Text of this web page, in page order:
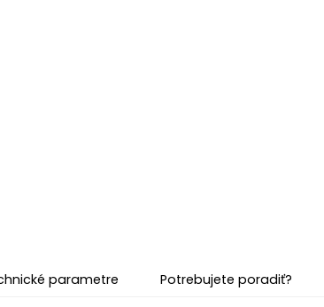
parametre Potrebujete poradiť?